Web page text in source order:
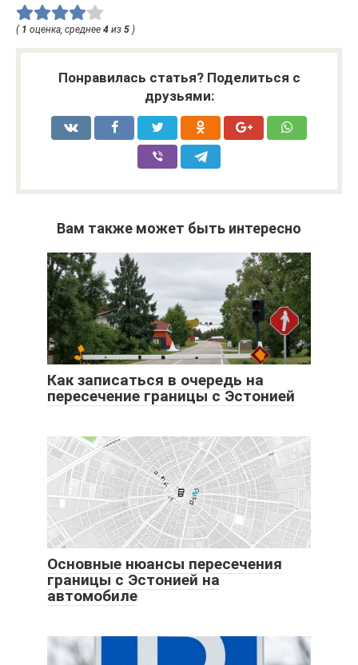
( 1 оценка, среднее 4 из 5 )
Понравилась статья? Поделиться с
друзьями:
Вам также может быть интересно
Как записаться в очередь на
пересечение границы с Эстонией
Основные нюансы пересечения
границы с Эстонией на
автомобиле